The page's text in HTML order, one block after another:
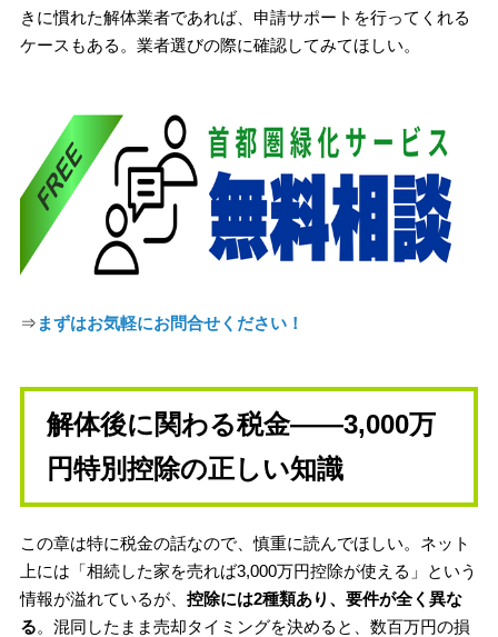
きに慣れた解体業者であれば、申請サポートを行ってくれる
ケースもある。業者選びの際に確認してみてほしい。
⇒ まずはお気軽にお問合せください！
解体後に関わる税金——3,000万
円特別控除の正しい知識
この章は特に税金の話なので、慎重に読んでほしい。ネット
上には「相続した家を売れば3,000万円控除が使える」という
情報が溢れているが、 控除には2種類あり、要件が全く異な
る。混同したまま売却タイミングを決めると、数百万円の損